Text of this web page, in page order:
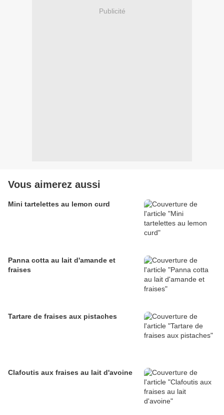
Publicité
Vous aimerez aussi
Mini tartelettes au lemon curd
Panna cotta au lait d'amande et
fraises
Tartare de fraises aux pistaches
Clafoutis aux fraises au lait d'avoine